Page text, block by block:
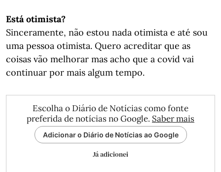
Está otimista?
Sinceramente, não estou nada otimista e até sou
uma pessoa otimista. Quero acreditar que as
coisas vão melhorar mas acho que a covid vai
continuar por mais algum tempo.
Escolha o Diário de Notícias como fonte
preferida de notícias no Google. Saber mais
Adicionar o Diário de Notícias ao Google
Já adicionei